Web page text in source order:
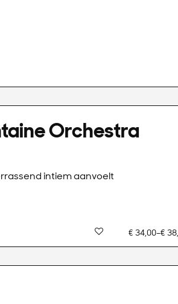
Orchestra
intiem aanvoelt
€ 34,00–€